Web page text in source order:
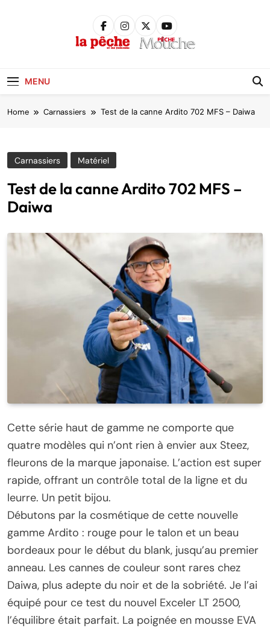
MENU
Home Carnassiers Test de la canne Ardito 702 MFS – Daiwa
Carnassiers Matériel
Test de la canne Ardito 702 MFS –
Daiwa
Cette série haut de gamme ne comporte que
quatre modèles qui n’ont rien à envier aux Steez,
fleurons de la marque japonaise. L’action est super
rapide, offrant un contrôle total de la ligne et du
leurre. Un petit bijou.
Débutons par la cosmétique de cette nouvelle
gamme Ardito : rouge pour le talon et un beau
bordeaux pour le début du blank, jusqu’au premier
anneau. Les cannes de couleur sont rares chez
Daiwa, plus adepte du noir et de la sobriété. Je l’ai
équipé pour ce test du nouvel Exceler LT 2500,
l’équilibre était parfait. La poignée en mousse EVA